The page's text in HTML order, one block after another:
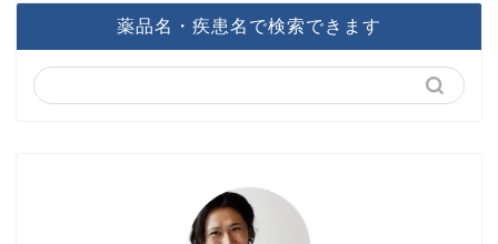
薬品名・疾患名で検索できます